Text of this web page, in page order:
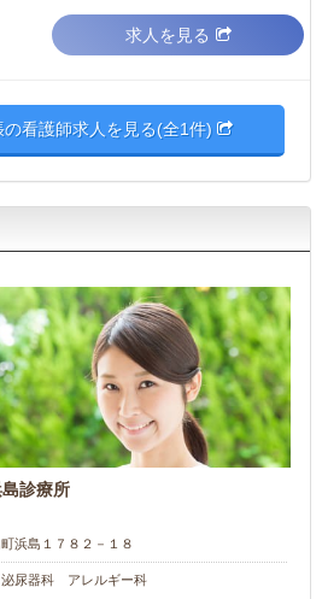
求人を見る
の看護師求人を見る(全1件)
診療所
浜島１７８２－１８
尿器科 アレルギー科